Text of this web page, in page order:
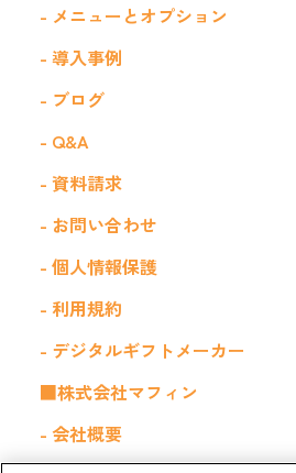
- メニューとオプション
- 導入事例
- ブログ
- Q&A
- 資料請求
- お問い合わせ
- 個人情報保護
- 利用規約
- デジタルギフトメーカー
■株式会社マフィン
- 会社概要